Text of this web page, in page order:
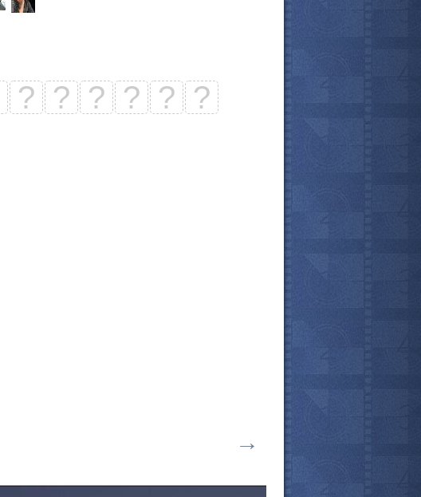
? ? ? ? ? ?
→